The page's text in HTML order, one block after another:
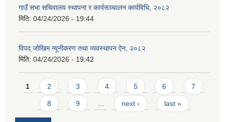
गाउँ सभा सचिवालय स्थापना र कार्यसञ्चालन कार्यविधि, २०८२
मिति: 04/24/2026 - 19:44
विपद् जोखिम न्यूनीकरण तथा व्यवस्थापन ऐन, २०८२
मिति: 04/24/2026 - 19:42
Pages
1 2 3 4 5 6 7
8 9 next › last »